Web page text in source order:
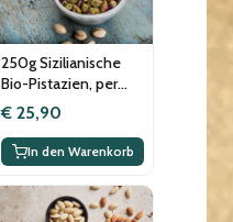
250g Sizilianische
Bio-Pistazien, per
Hand geerntet,
biologisch zertifiziert
€ 25,90
In den Warenkorb